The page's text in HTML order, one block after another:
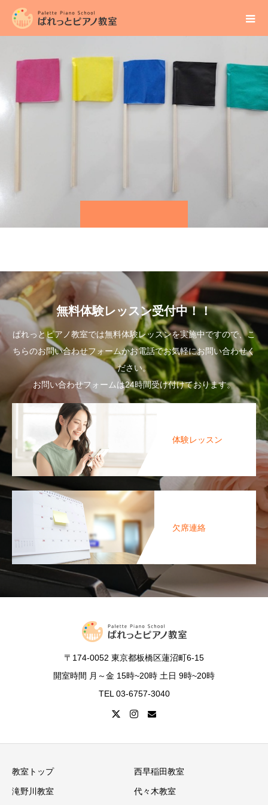
無料体験レッスン受付中！！
ぱれっとピアノ教室では無料体験レッスンを実施中ですので、こ
ちらのお問い合わせフォームかお電話でお気軽にお問い合わせく
ださい。
お問い合わせフォームは24時間受け付けております。
体験レッスン
欠席連絡
〒174-0052 東京都板橋区蓮沼町6-15
開室時間 月～金 15時~20時 土日 9時~20時
TEL 03-6757-3040
教室トップ 西早稲田教室
滝野川教室 代々木教室